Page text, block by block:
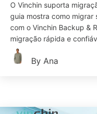
O Vinchin suporta
guia mostra como migrar
com o Vinchin Backup &
migração rápida e
By Ana